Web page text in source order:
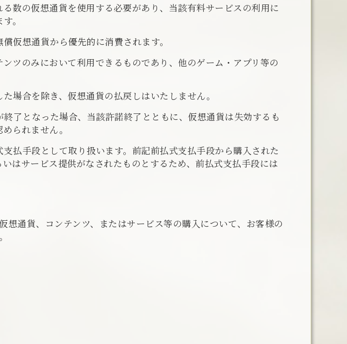
数の仮想通貨を使用する必要があり、当該有料サービスの利用に
。
仮想通貨から優先的に消費されます。
ツのみにおいて利用できるものであり、他のゲーム・アプリ等の
場合を除き、仮想通貨の払戻しはいたしません。
了となった場合、当該許諾終了とともに、仮想通貨は失効するも
られません。
払手段として取り扱います。前記前払式支払手段から購入された
はサービス提供がなされたものとするため、前払式支払手段には
通貨、コンテンツ、またはサービス等の購入について、お客様の